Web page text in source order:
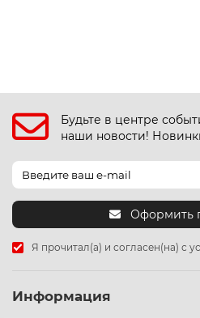
Будьте в центре
наши новости!
Оформить
Я прочитал(а) и согласен(на) с
Информация